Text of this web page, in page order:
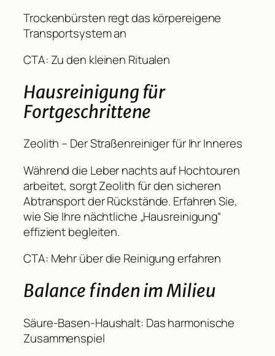
Trockenbürsten regt das körpereigene
Transportsystem an
CTA: Zu den kleinen Ritualen
Hausreinigung für
Fortgeschrittene
Zeolith – Der Straßenreiniger für Ihr Inneres
Während die Leber nachts auf Hochtouren
arbeitet, sorgt Zeolith für den sicheren
Abtransport der Rückstände. Erfahren Sie,
wie Sie Ihre nächtliche „Hausreinigung“
effizient begleiten.
CTA: Mehr über die Reinigung erfahren
Balance finden im Milieu
Säure-Basen-Haushalt: Das harmonische
Zusammenspiel